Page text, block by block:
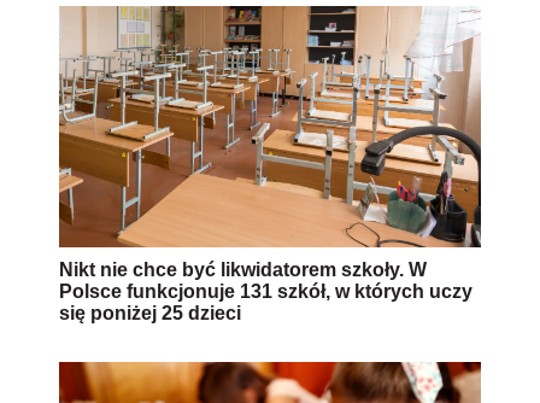
Nikt nie chce być likwidatorem szkoły. W
Polsce funkcjonuje 131 szkół, w których uczy
się poniżej 25 dzieci